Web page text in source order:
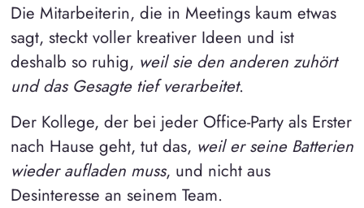
Die Mitarbeiterin, die in Meetings kaum etwas
sagt, steckt voller kreativer Ideen und ist
deshalb so ruhig, weil sie den anderen zuhört
und das Gesagte tief verarbeitet.
Der Kollege, der bei jeder Office-Party als Erster
nach Hause geht, tut das, weil er seine Batterien
wieder aufladen muss, und nicht aus
Desinteresse an seinem Team.